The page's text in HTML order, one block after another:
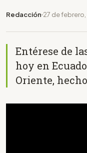
Redacción 27 de
Entérese de
hoy en
Oriente,